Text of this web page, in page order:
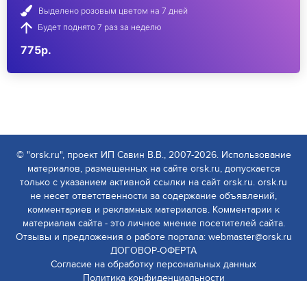
Выделено розовым цветом на 7 дней
Будет поднято 7 раз за неделю
775р.
© "orsk.ru", проект ИП Савин В.В., 2007-2026. Использование
материалов, размещенных на сайте orsk.ru, допускается
только с указанием активной ссылки на сайт orsk.ru. orsk.ru
не несет ответственности за содержание объявлений,
комментариев и рекламных материалов. Комментарии к
материалам сайта - это личное мнение посетителей сайта.
Отзывы и предложения о работе портала: webmaster@orsk.ru
ДОГОВОР-ОФЕРТА
Согласие на обработку персональных данных
Политика конфиденциальности